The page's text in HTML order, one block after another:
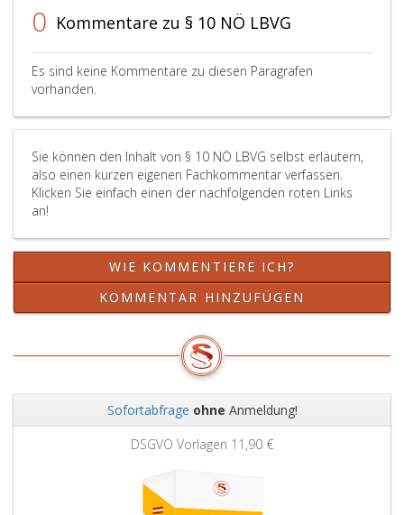
0 Kommentare zu § 10 NÖ LBVG
Es sind keine Kommentare zu diesen Paragrafen
vorhanden.
Sie können den Inhalt von § 10 NÖ LBVG selbst erläutern,
also einen kurzen eigenen Fachkommentar verfassen.
Klicken Sie einfach einen der nachfolgenden roten Links
an!
WIE KOMMENTIERE ICH?
KOMMENTAR HINZUFÜGEN
Sofortabfrage ohne Anmeldung!
DSGVO Vorlagen 11,90 €